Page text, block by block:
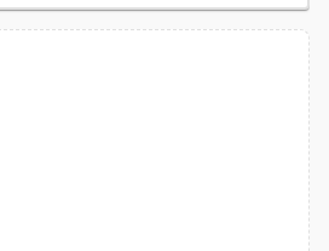
計から結合テストまでの工程（設計
含む）をお願い致します。